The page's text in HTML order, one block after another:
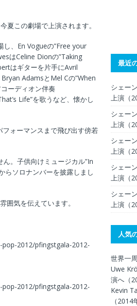
夏この劇場で上演されます。
し、En Vogueの”Free your
はCeline Dionの”Taking
はギターを片手にAvril
AdamsとMel Cの”When
ーディオン伴奏
Life”を歌うなど、懐かし
ォーマンスまで飛び出す傍若
。子供向けミュージカル”In
らソロナンバーを披露しまし
囲気を伝えています。
2012/pfingstgala-2012-
2012/pfingstgala-2012-
最近
シェー
上演（
シェー
上演（
シェー
上演（
シェー
上演（
シェー
上演（
人気
世界一
Uwe
演へ（
Kevin
（2014